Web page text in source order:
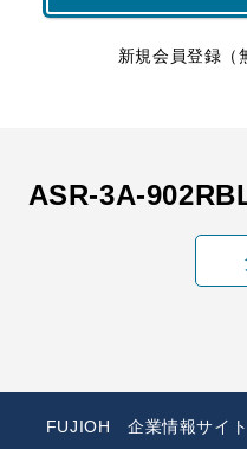
新規会員登録（
ASR-3A-
FUJIOH 企業情報サイト